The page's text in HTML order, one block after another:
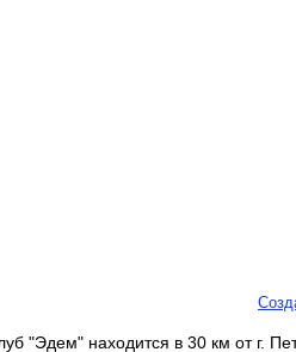
"Эдем" находится в 30 км от г.